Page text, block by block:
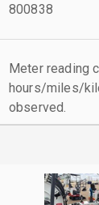
800838
Meter reading
hours/miles/
observed.